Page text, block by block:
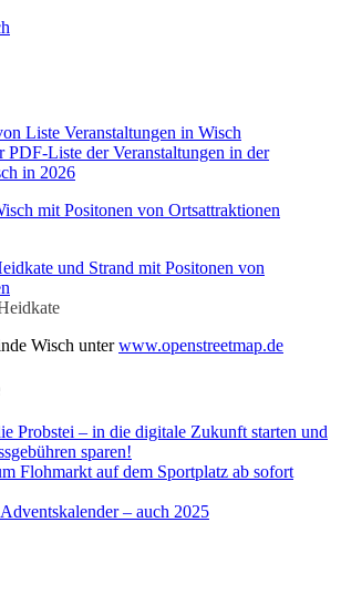
PDF-Liste der Veranstaltungen in der
in 2026
Wisch unterwww.openstreetmap.de
Probstei – in die digitale Zukunft starten und
sparen!
Flohmarkt auf dem Sportplatz ab sofort
– auch 2025